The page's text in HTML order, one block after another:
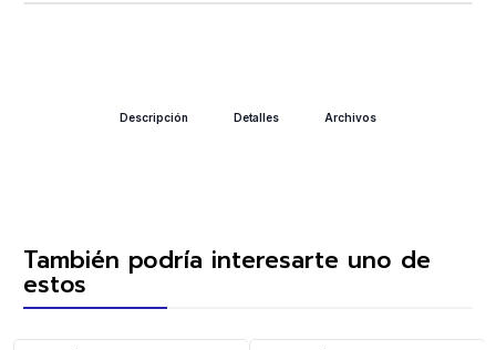
Descripción Detalles Archivos
También podría interesarte uno de
estos